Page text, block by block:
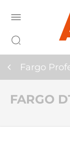
Fargo
FARGO